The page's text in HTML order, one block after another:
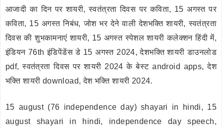
आजादी का दिन पर शायरी, स्वतंत्रता दिवस पर कविता, 15 अगस्त पर
कविता, 15 अगस्त निबंध, जोश भर देने वाली देशभक्ति शायरी, स्वतंत्रता
दिवस की शुभकामनाएं शायरी, 15 अगस्त स्पेशल शायरी कलेक्शन हिंदी में,
इंडियन 76th इंडिपेंडेंस डे 15 अगस्त 2024, देशभक्ति शायरी डाउनलोड
pdf, स्वतंत्रता दिवस पर शायरी 2024 के बेस्ट android apps, देश
भक्ति शायरी download, देश भक्ति शायरी 2024.
15 august (76 independence day) shayari in hindi, 15
august shayari in hindi, independence day speech,